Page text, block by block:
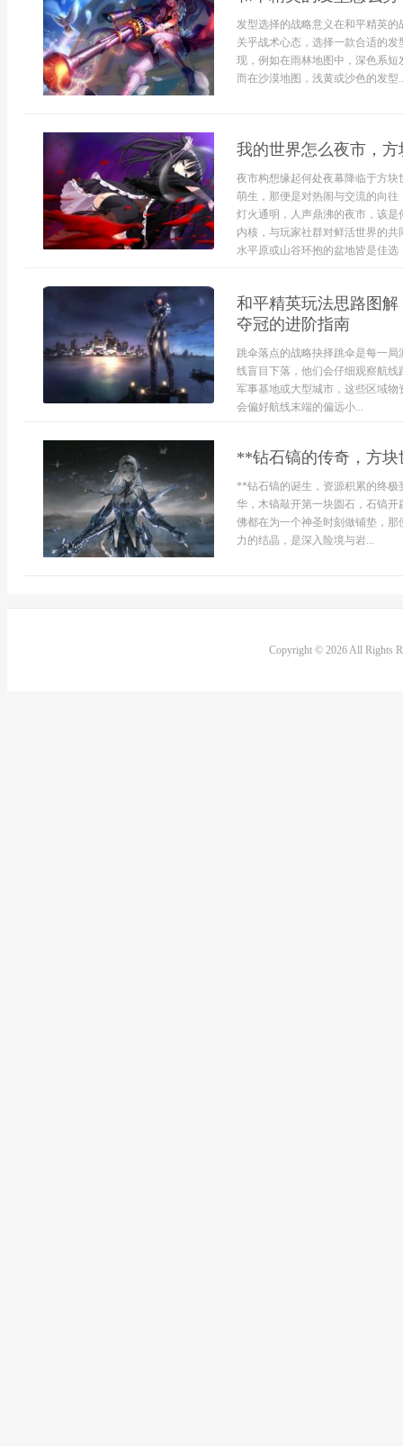
发型选择的战略意义在和平精英
关乎战术心态，选择一款合适的
现，例如在雨林地图中，深色系
而在沙漠地图，浅黄或沙色的发型
我的世界怎么夜市，
夜市构想缘起何处夜幕降临于方
萌生，那便是对热闹与交流的向
灯火通明，人声鼎沸的夜市，该
内核，与玩家社群对鲜活世界的
水平原或山谷环抱的盆地皆是佳选
和平精英玩法思路图
夺冠的进阶指南
跳伞落点的战略抉择跳伞是每一
线盲目下落，他们会仔细观察航
军事基地或大型城市，这些区域
会偏好航线末端的偏远小...
**钻石镐的传奇，方
**钻石镐的诞生，资源积累的终
华，木镐敲开第一块圆石，石镐
佛都在为一个神圣时刻做铺垫，
力的结晶，是深入险境与岩...
Copyright © 2026 All Rights